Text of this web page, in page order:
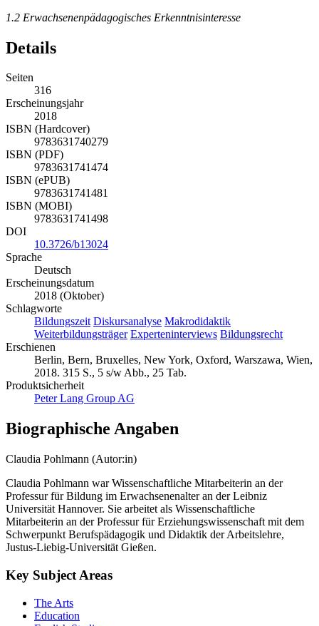
1.2 Erwachsenenpädagogisches Erkenntnisinteresse
Details
Seiten
316
Erscheinungsjahr
2018
ISBN (Hardcover)
9783631740279
ISBN (PDF)
9783631741474
ISBN (ePUB)
9783631741481
ISBN (MOBI)
9783631741498
DOI
10.3726/b13024
Sprache
Deutsch
Erscheinungsdatum
2018 (Oktober)
Schlagworte
Bildungszeit Diskursanalyse Makrodidaktik
Weiterbildungsträger Experteninterviews Bildungsrecht
Erschienen
Berlin, Bern, Bruxelles, New York, Oxford, Warszawa, Wien,
2018. 315 S., 5 s/w Abb., 25 Tab.
Produktsicherheit
Peter Lang Group AG
Biographische Angaben
Claudia Pohlmann (Autor:in)
Claudia Pohlmann war Wissenschaftliche Mitarbeiterin an der
Professur für Bildung im Erwachsenenalter an der Leibniz
Universität Hannover. Sie arbeitet als Wissenschaftliche
Mitarbeiterin an der Professur für Erziehungswissenschaft mit dem
Schwerpunkt Berufspädagogik und Didaktik der Arbeitslehre,
Justus-Liebig-Universität Gießen.
Key Subject Areas
The Arts
Education